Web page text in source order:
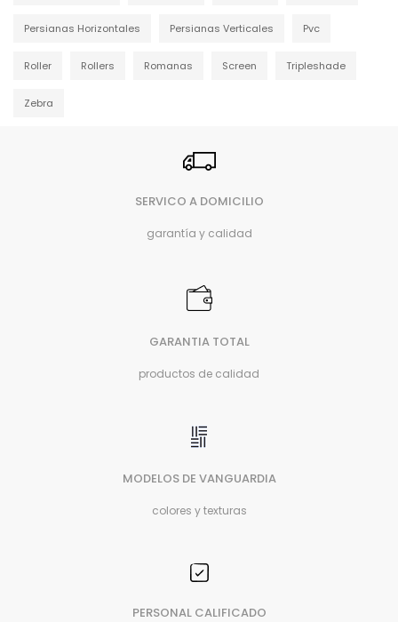
Persianas Horizontales Persianas Verticales Pvc
Roller Rollers Romanas Screen Tripleshade
Zebra
SERVICO A DOMICILIO
garantía y calidad
GARANTIA TOTAL
productos de calidad
MODELOS DE VANGUARDIA
colores y texturas
PERSONAL CALIFICADO